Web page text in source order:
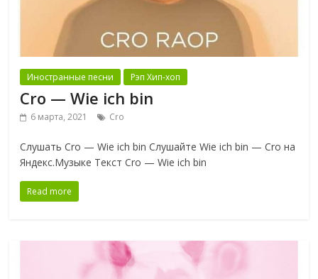
Иностранные песни Рэп Хип-хоп
Cro — Wie ich bin
6 марта, 2021 Cro
Слушать Cro — Wie ich bin Слушайте Wie ich bin — Cro на
Яндекс.Музыке Текст Cro — Wie ich bin
Read more